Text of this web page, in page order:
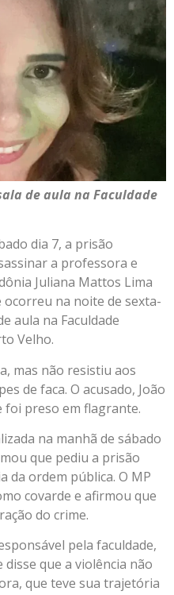
de aula na Faculdade
dia 7, a prisão
a professora e
Juliana Mattos Lima
ocorreu na noite de sexta-
aula na Faculdade
Velho.
mas não resistiu aos
de faca. O acusado, João
foi preso em flagrante.
na manhã de sábado
que pediu a prisão
da ordem pública. O MP
covarde e afirmou que
do crime.
pela faculdade,
que a violência não
que teve sua trajetória